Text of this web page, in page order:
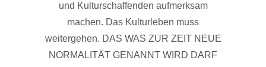
und Kulturschaffenden aufmerksam
machen. Das Kulturleben muss
weitergehen. DAS WAS ZUR ZEIT NEUE
NORMALITÄT GENANNT WIRD DARF